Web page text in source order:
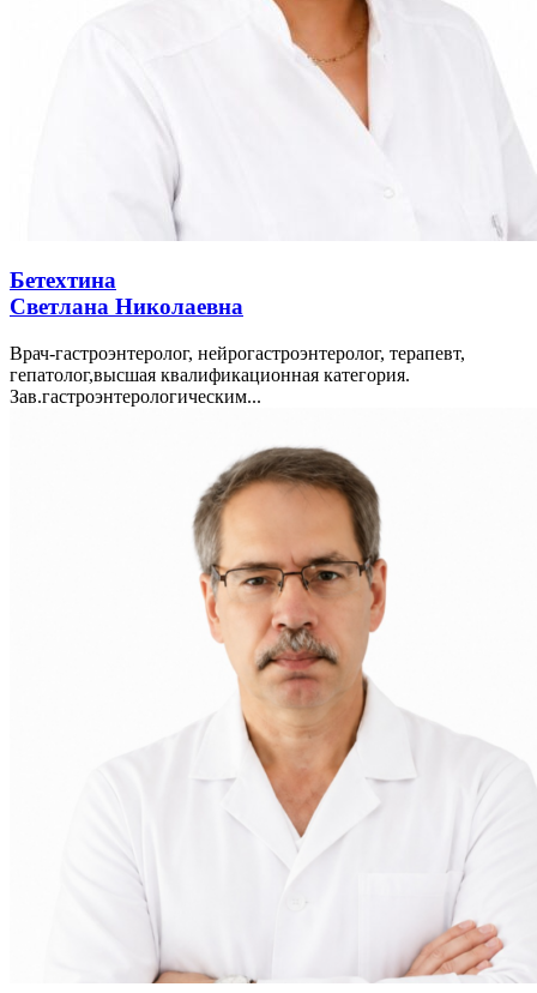
Бетехтина
Светлана Николаевна
Врач-гастроэнтеролог, нейрогастроэнтеролог, терапевт,
гепатолог,высшая квалификационная категория.
Зав.гастроэнтерологическим...